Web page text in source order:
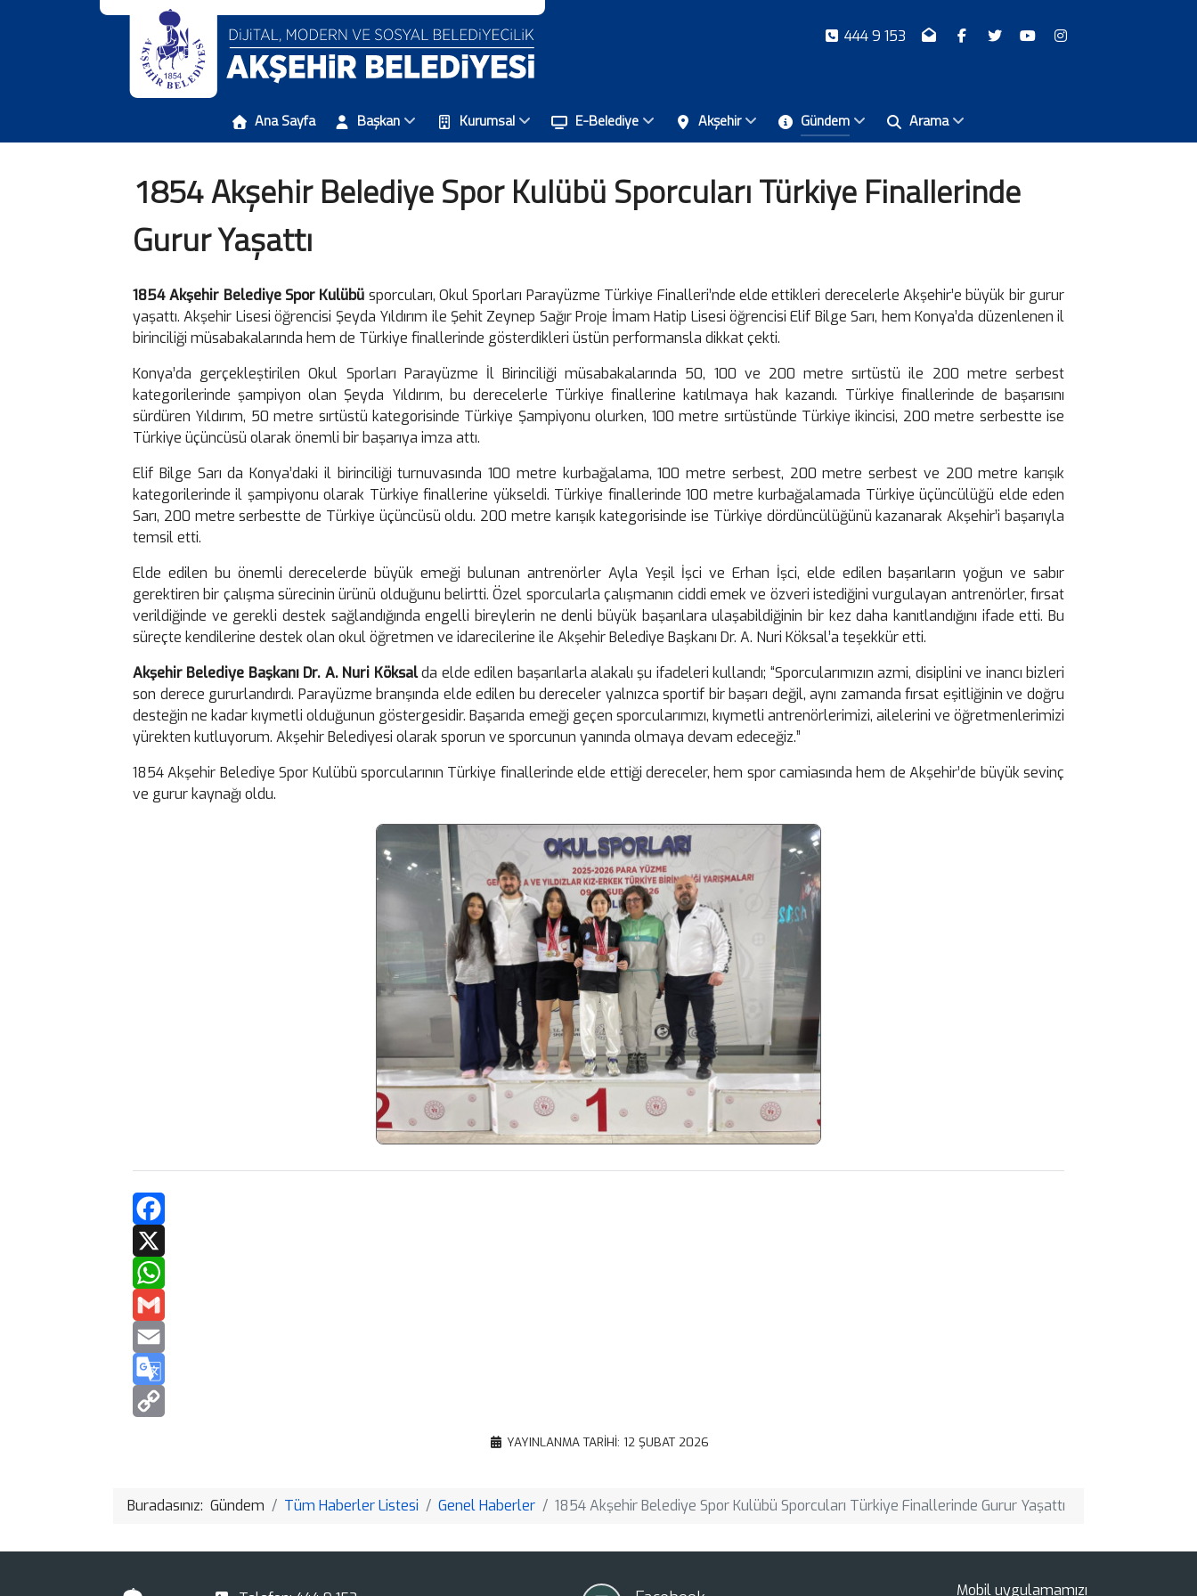
444 9 153
Ana Sayfa Başkan Kurumsal E-Belediye Akşehir Gündem Arama
1854 Akşehir Belediye Spor Kulübü Sporcuları Türkiye Finallerinde
Gurur Yaşattı
1854 Akşehir Belediye Spor Kulübü sporcuları, Okul Sporları Parayüzme Türkiye Finalleri’nde elde ettikleri derecelerle Akşehir’e büyük bir gurur
yaşattı. Akşehir Lisesi öğrencisi Şeyda Yıldırım ile Şehit Zeynep Sağır Proje İmam Hatip Lisesi öğrencisi Elif Bilge Sarı, hem Konya’da düzenlenen il
birinciliği müsabakalarında hem de Türkiye finallerinde gösterdikleri üstün performansla dikkat çekti.
Konya’da gerçekleştirilen Okul Sporları Parayüzme İl Birinciliği müsabakalarında 50, 100 ve 200 metre sırtüstü ile 200 metre serbest
kategorilerinde şampiyon olan Şeyda Yıldırım, bu derecelerle Türkiye finallerine katılmaya hak kazandı. Türkiye finallerinde de başarısını
sürdüren Yıldırım, 50 metre sırtüstü kategorisinde Türkiye Şampiyonu olurken, 100 metre sırtüstünde Türkiye ikincisi, 200 metre serbestte ise
Türkiye üçüncüsü olarak önemli bir başarıya imza attı.
Elif Bilge Sarı da Konya’daki il birinciliği turnuvasında 100 metre kurbağalama, 100 metre serbest, 200 metre serbest ve 200 metre karışık
kategorilerinde il şampiyonu olarak Türkiye finallerine yükseldi. Türkiye finallerinde 100 metre kurbağalamada Türkiye üçüncülüğü elde eden
Sarı, 200 metre serbestte de Türkiye üçüncüsü oldu. 200 metre karışık kategorisinde ise Türkiye dördüncülüğünü kazanarak Akşehir’i başarıyla
temsil etti.
Elde edilen bu önemli derecelerde büyük emeği bulunan antrenörler Ayla Yeşil İşci ve Erhan İşci, elde edilen başarıların yoğun ve sabır
gerektiren bir çalışma sürecinin ürünü olduğunu belirtti. Özel sporcularla çalışmanın ciddi emek ve özveri istediğini vurgulayan antrenörler, fırsat
verildiğinde ve gerekli destek sağlandığında engelli bireylerin ne denli büyük başarılara ulaşabildiğinin bir kez daha kanıtlandığını ifade etti. Bu
süreçte kendilerine destek olan okul öğretmen ve idarecilerine ile Akşehir Belediye Başkanı Dr. A. Nuri Köksal’a teşekkür etti.
Akşehir Belediye Başkanı Dr. A. Nuri Köksalda elde edilen başarılarla alakalı şu ifadeleri kullandı; “Sporcularımızın azmi, disiplini ve inancı bizleri
son derece gururlandırdı. Parayüzme branşında elde edilen bu dereceler yalnızca sportif bir başarı değil, aynı zamanda fırsat eşitliğinin ve doğru
desteğin ne kadar kıymetli olduğunun göstergesidir. Başarıda emeği geçen sporcularımızı, kıymetli antrenörlerimizi, ailelerini ve öğretmenlerimizi
yürekten kutluyorum. Akşehir Belediyesi olarak sporun ve sporcunun yanında olmaya devam edeceğiz.”
1854 Akşehir Belediye Spor Kulübü sporcularının Türkiye finallerinde elde ettiği dereceler, hem spor camiasında hem de Akşehir’de büyük sevinç
ve gurur kaynağı oldu.
Translate
Copy
YAYINLANMA TARIHI: 12 ŞUBAT 2026
Buradasınız: Gündem Tüm Haberler Listesi Genel Haberler 1854 Akşehir Belediye Spor Kulübü Sporcuları Türkiye Finallerinde Gurur Yaşattı
Mobil uygulamamızı